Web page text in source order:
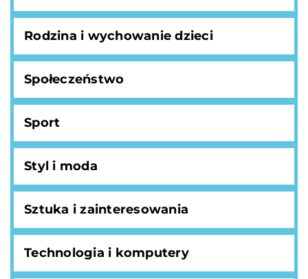
Rodzina i wychowanie dzieci
Społeczeństwo
Sport
Styl i moda
Sztuka i zainteresowania
Technologia i komputery